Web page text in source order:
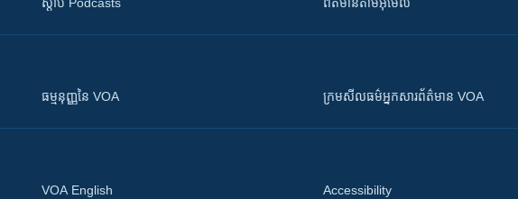
ស្តាប់ Podcasts ព័ត៌មាន​តាម​អ៊ីមែល
ធម្មនុញ្ញ​នៃ VOA ក្រម​​​សីលធម៌​​​អ្នក​​​សារព័ត៌មាន VOA
VOA English Accessibility